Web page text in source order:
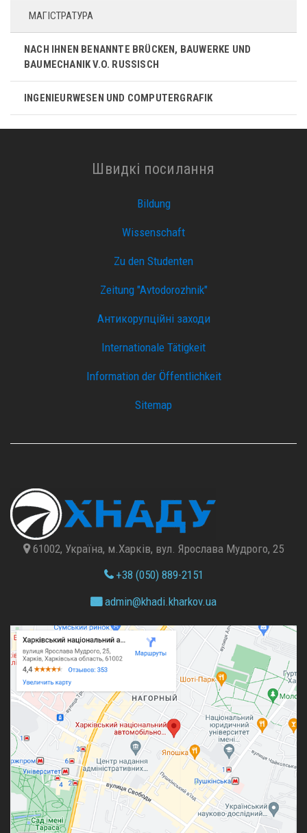
МАГІСТРАТУРА
NACH IHNEN BENANNTE BRÜCKEN, BAUWERKE UND
BAUMECHANIK V.O. RUSSISCH
INGENIEURWESEN UND COMPUTERGRAFIK
Швидкі посилання
Bildung
Wissenschaft
Zu den Studenten
Zeitung "Avtodorozhnik"
Антикорупційні заходи
Internationale Tätigkeit
Information der Öffentlichkeit
Sitemap
61002, Україна, м.Харків, вул. Ярослава Мудрого, 25
+38 (050) 889-2151
admin@khadi.kharkov.ua